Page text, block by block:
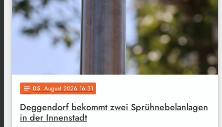
notes 05. August 2026 16:31
Deggendorf bekommt zwei Sprühnebelanlagen
in der Innenstadt